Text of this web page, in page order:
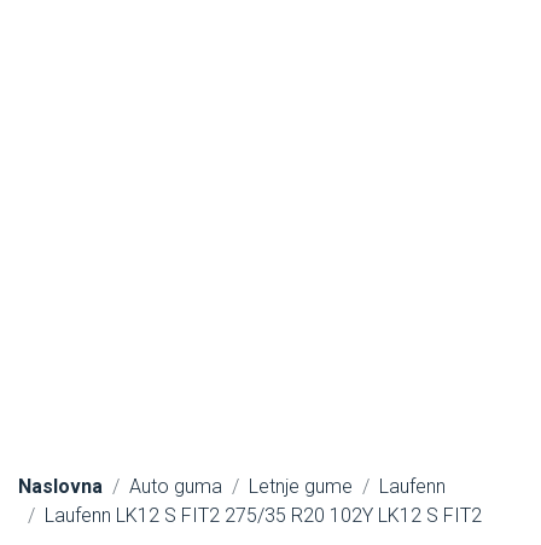
Naslovna Auto guma Letnje gume
Laufenn
Laufenn LK12 S FIT2 275/35 R20 102Y LK12 S FIT2